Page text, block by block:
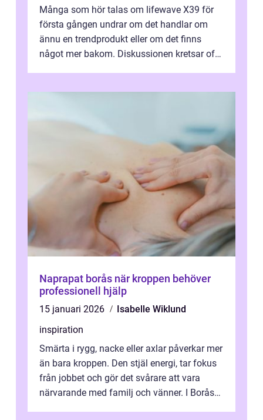
Många som hör talas om lifewave X39 för
första gången undrar om det handlar om
ännu en trendprodukt eller om det finns
något mer bakom. Diskussionen kretsar ofta
Naprapat borås när kroppen behöver
professionell hjälp
15 januari 2026
Isabelle Wiklund
inspiration
Smärta i rygg, nacke eller axlar påverkar mer
än bara kroppen. Den stjäl energi, tar fokus
från jobbet och gör det svårare att vara
närvarande med familj och vänner. I Borås